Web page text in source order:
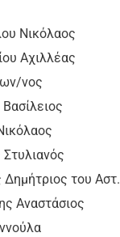
Νικόλαος
Αχιλλέας
νος
του Αστ.
Αναστάσιος